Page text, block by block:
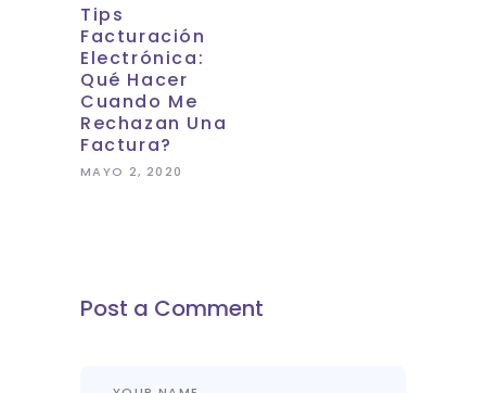
Tips
Facturación
Electrónica:
Qué Hacer
Cuando Me
Rechazan Una
Factura?
MAYO 2, 2020
Post a Comment